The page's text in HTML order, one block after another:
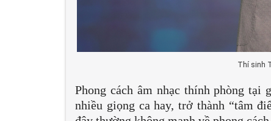
Thí sinh
Phong cách âm nhạc thính phòng
nhiều giọng ca hay, trở thành “tâm